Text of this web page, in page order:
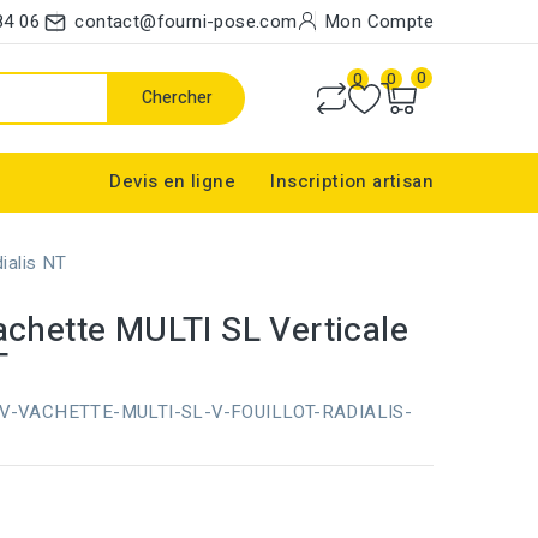
06 contact@fourni-pose.com Mon Compte
Chercher
0 0 0
Devis en ligne Inscription artisan
NT
MULTI SL Verticale
VACHETTE-MULTI-SL-V-FOUILLOT-RADIALIS-